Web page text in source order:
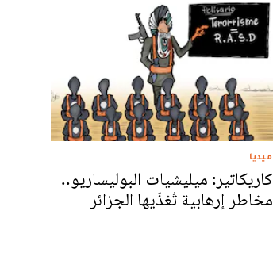
ميديا
كاريكاتير: ميليشيات البوليساريو..
مخاطر إرهابية تُغذّيها الجزائر